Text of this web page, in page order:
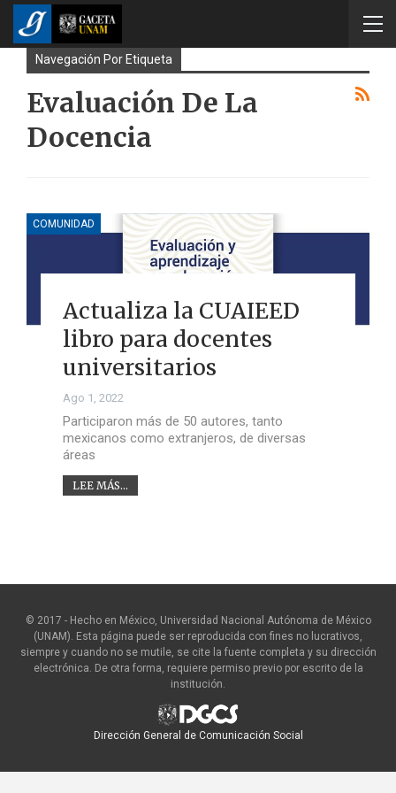
Navegación Por Etiqueta
Evaluación De La
Docencia
COMUNIDAD
Actualiza la CUAIEED
libro para docentes
universitarios
Ago 1, 2022
Participaron más de 50 autores, tanto
mexicanos como extranjeros, de diversas
áreas
LEE MÁS...
© 2017 - Hecho en México, Universidad Nacional Autónoma de México
(UNAM). Esta página puede ser reproducida con fines no lucrativos,
siempre y cuando no se mutile, se cite la fuente completa y su dirección
electrónica. De otra forma, requiere permiso previo por escrito de la
institución.
Dirección General de Comunicación Social